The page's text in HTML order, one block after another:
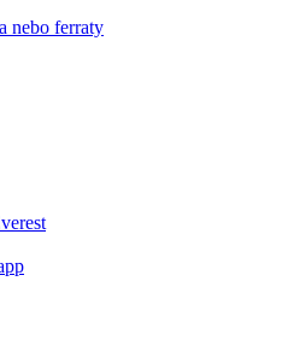
nebo ferraty